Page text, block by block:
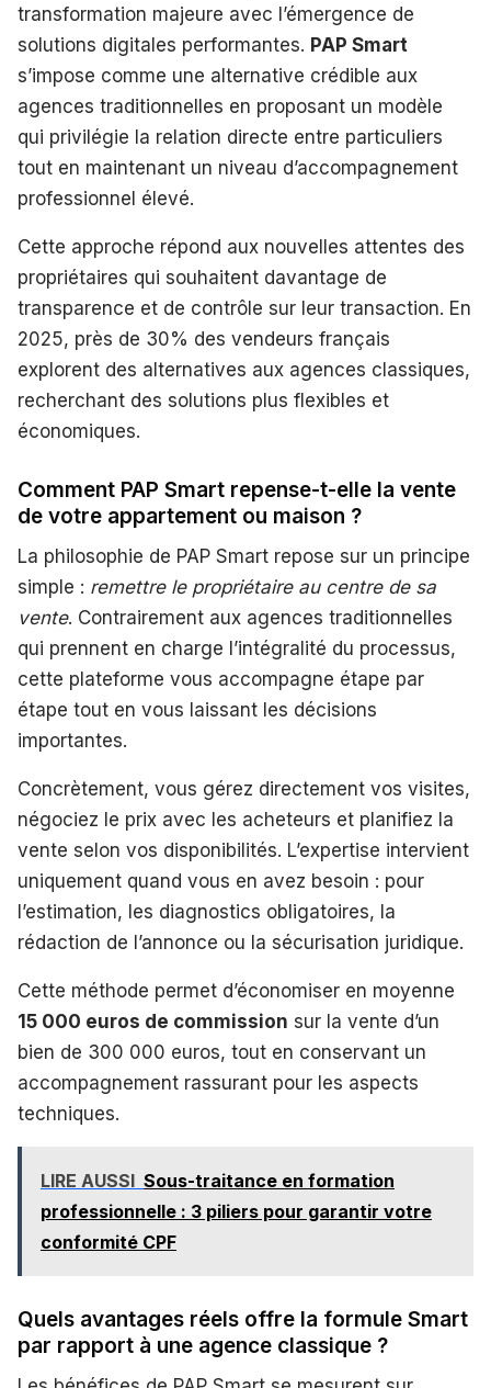
transformation majeure avec l’émergence de
solutions digitales performantes. PAP Smart
s’impose comme une alternative crédible aux
agences traditionnelles en proposant un modèle
qui privilégie la relation directe entre particuliers
tout en maintenant un niveau d’accompagnement
professionnel élevé.
Cette approche répond aux nouvelles attentes des
propriétaires qui souhaitent davantage de
transparence et de contrôle sur leur transaction. En
2025, près de 30% des vendeurs français
explorent des alternatives aux agences classiques,
recherchant des solutions plus flexibles et
économiques.
Comment PAP Smart repense-t-elle la vente
de votre appartement ou maison ?
La philosophie de PAP Smart repose sur un principe
simple : remettre le propriétaire au centre de sa
vente. Contrairement aux agences traditionnelles
qui prennent en charge l’intégralité du processus,
cette plateforme vous accompagne étape par
étape tout en vous laissant les décisions
importantes.
Concrètement, vous gérez directement vos visites,
négociez le prix avec les acheteurs et planifiez la
vente selon vos disponibilités. L’expertise intervient
uniquement quand vous en avez besoin : pour
l’estimation, les diagnostics obligatoires, la
rédaction de l’annonce ou la sécurisation juridique.
Cette méthode permet d’économiser en moyenne
15 000 euros de commission sur la vente d’un
bien de 300 000 euros, tout en conservant un
accompagnement rassurant pour les aspects
techniques.
LIRE AUSSI Sous-traitance en formation
professionnelle : 3 piliers pour garantir votre
conformité CPF
Quels avantages réels offre la formule Smart
par rapport à une agence classique ?